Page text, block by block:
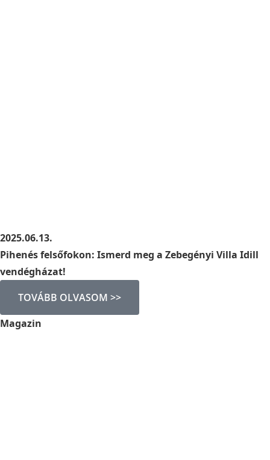
2025.06.13.
Pihenés felsőfokon: Ismerd meg a Zebegényi Villa Idill
vendégházat!
TOVÁBB OLVASOM >>
Magazin